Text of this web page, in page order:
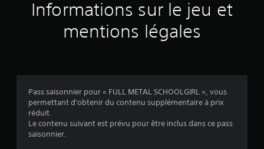
a
4
Informations sur le jeu et
mentions légales
Pass saisonnier pour « FULL METAL SCHOOLGIRL », vous
permettant d'obtenir du contenu supplémentaire à prix
réduit.
Le contenu suivant est prévu pour être inclus dans ce pass
saisonnier.